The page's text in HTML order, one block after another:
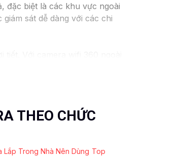
đặc biệt là các khu vực ngoài
sát dễ dàng với các chi
THEO CHỨC
Lắp Trong Nhà Nên Dùng Top